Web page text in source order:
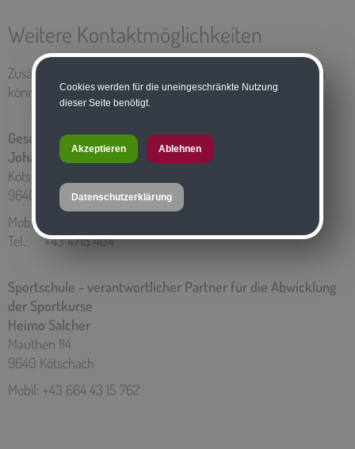
Weitere Kontaktmöglichkeiten
Zusätzlich zu den oben angegebenen Kontaktmöglichkeiten
können Sie uns noch wie folgt erreichen:
Geschäftsführer der Salcher GmbH
Johannes Salcher, BEd
Kötschach 324
9640 Kötschach
Mobil: +43 664 54 72 757
Tel.: +43 4715 404
Sportschule - verantwortlicher Partner für die Abwicklung
der Sportkurse
Heimo Salcher
Mauthen 114
9640 Kötschach
Mobil: +43 664 43 15 762
Cookies werden für die uneingeschränkte Nutzung
dieser Seite benötigt.
Akzeptieren Ablehnen
Datenschutzerklärung